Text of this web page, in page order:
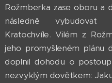
Rožmberka zase oboru a
následně vybudovat
Kratochvíle. Vilém z
jeho promyšleném plánu
doplnil dohodu o
nezvyklým dovětkem: